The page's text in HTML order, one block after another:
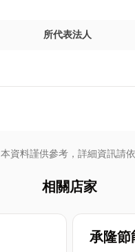
所代表法人
本資料謹供參考，詳細資訊請
相關店家
承隆節